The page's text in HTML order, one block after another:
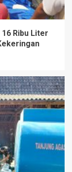
Ribu Liter